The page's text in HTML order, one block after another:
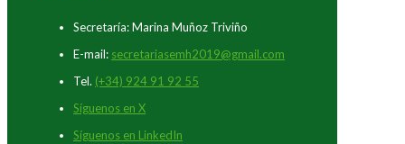
Secretaría: Marina Muñoz Triviño
E-mail: secretariasemh2019@gmail.com
Tel. (+34) 924 91 92 55
Síguenos en X
Síguenos en LinkedIn